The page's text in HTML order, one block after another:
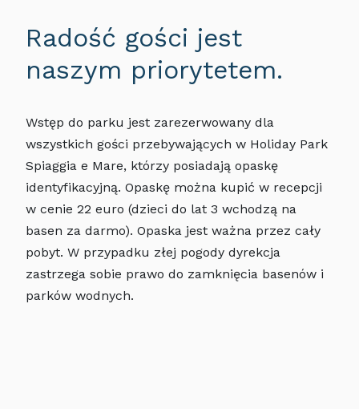
Radość gości jest
naszym priorytetem.
Wstęp do parku jest zarezerwowany dla
wszystkich gości przebywających w Holiday Park
Spiaggia e Mare, którzy posiadają opaskę
identyfikacyjną. Opaskę można kupić w recepcji
w cenie 22 euro (dzieci do lat 3 wchodzą na
basen za darmo). Opaska jest ważna przez cały
pobyt. W przypadku złej pogody dyrekcja
zastrzega sobie prawo do zamknięcia basenów i
parków wodnych.